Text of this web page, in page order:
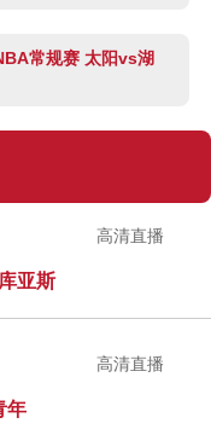
常规赛 太阳vs湖
亚斯
高清直播
年
高清直播